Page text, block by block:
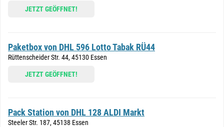
JETZT GEÖFFNET!
Paketbox von DHL 596 Lotto Tabak RÜ44
Rüttenscheider Str. 44, 45130 Essen
JETZT GEÖFFNET!
Pack Station von DHL 128 ALDI Markt
Steeler Str. 187, 45138 Essen